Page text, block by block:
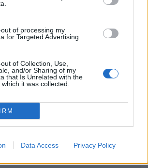
of processing my
for Targeted Advertising.
of Collection, Use,
and/or Sharing of my
that Is Unrelated with the
it was collected.
Data Access Privacy Policy